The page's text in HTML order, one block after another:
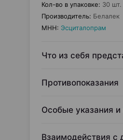
Кол-во в упаковке: 30 шт.
Производитель: Белалек
МНН: Эсциталопрам
Что из себя
Противопоказания
Особые указания
Взаимодействия с